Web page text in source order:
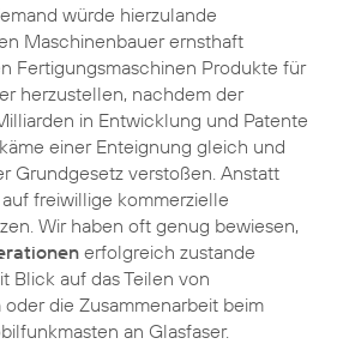
würde hierzulande
Maschinenbauer ernsthaft
Fertigungsmaschinen Produkte für
herzustellen, nachdem der
in Entwicklung und Patente
einer Enteignung gleich und
Grundgesetz verstoßen. Anstatt
freiwillige kommerzielle
Wir haben oft genug bewiesen,
erfolgreich zustande
Blick auf das Teilen von
oder die Zusammenarbeit beim
an Glasfaser.